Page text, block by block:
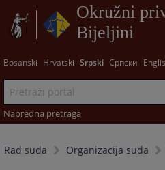
Okružni
Bijeljini
Bosanski Hrvatski Srpski Српски
Napredna pretraga
Rad suda Organizacija suda